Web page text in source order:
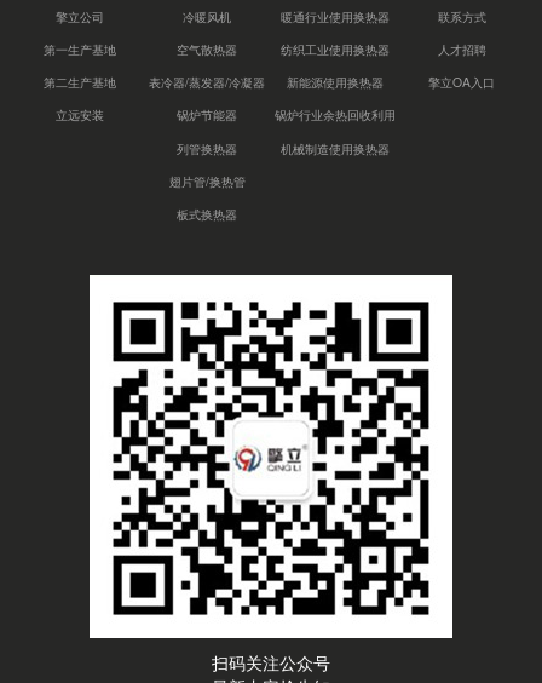
擎立公司
第一生产基地
第二生产基地
立远安装
冷暖风机
空气散热器
表冷器/蒸发器/冷凝器
锅炉节能器
列管换热器
翅片管/换热管
板式换热器
暖通行业使用换热器
纺织工业使用换热器
新能源使用换热器
锅炉行业余热回收利用
机械制造使用换热器
联系方式
人才招聘
擎立OA入口
扫码关注公众号